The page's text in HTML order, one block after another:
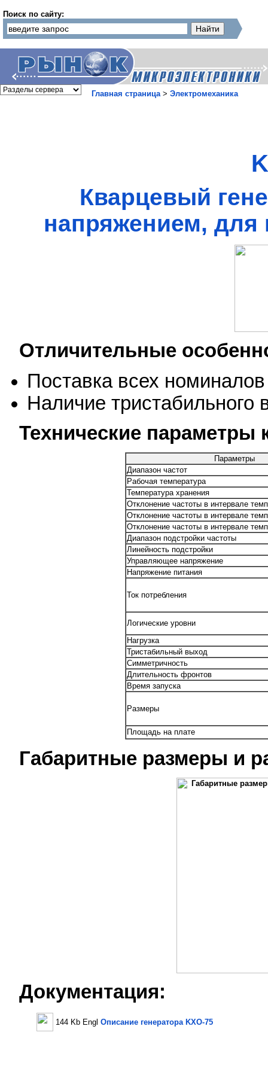
Поиск по сайту:
Главная страница> Электромеханика
Кварцевый
напряжением, для
Отличительные
Поставка всех номиналов
Наличие тристабильного
Технические параметры
Параметры
Диапазон частот
Рабочая температура
Температура хранения
Отклонение частоты в интервале
Отклонение частоты в интервале
Отклонение частоты в интервале
Диапазон подстройки частоты
Линейность подстройки
Управляющее напряжение
Напряжение питания
Ток потребления
Логические уровни
Нагрузка
Тристабильный выход
Симметричность
Длительность фронтов
Время запуска
Размеры
Площадь на плате
Габаритные размеры и
Документация:
144 Kb Engl Описание генератора KXО-75